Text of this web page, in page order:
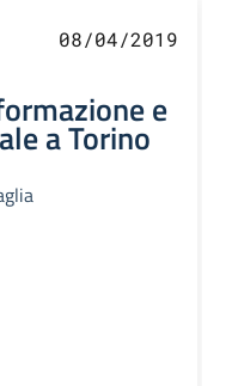
08/04/2019
e
a Torino